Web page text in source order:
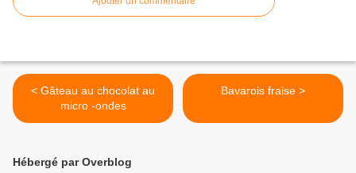
< Gâteau au chocolat au
micro -ondes
Bavarois fraise >
Hébergé par Overblog